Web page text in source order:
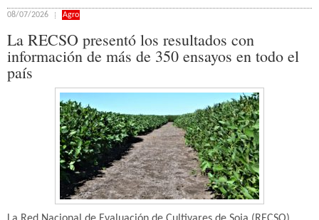
08/07/2026 Agro
La RECSO presentó los resultados con
información de más de 350 ensayos en todo el
país